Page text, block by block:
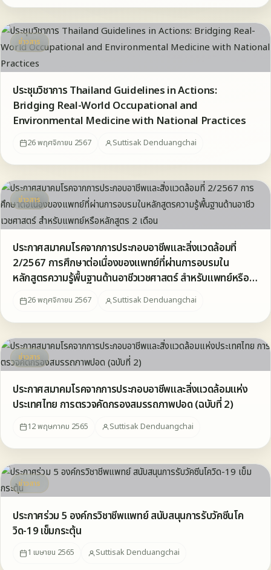
ข่าวสาร
ประชุมวิชาการ Thailand Guidelines in Actions:
Bridging Real-World Occupational and
Environmental Medicine with National Practices
26 พฤศจิกายน 2567 Suttisak Denduangchai
ข่าวสาร
ประกาศสมาคมโรคจากการประกอบอาชีพและสิ่งแวดล้อมที่
2/2567 การศึกษาต่อเนื่องของแพทย์ที่ผ่านการอบรมใน
หลักสูตรความรู้พื้นฐานด้านอาชีวเวชศาสตร์ สำหรับแพทย์หรือ
หลักสูตร 2 เดือน
26 พฤศจิกายน 2567 Suttisak Denduangchai
ข่าวสาร
ประกาศสมาคมโรคจากการประกอบอาชีพและสิ่งแวดล้อมแห่ง
ประเทศไทย การตรวจคัดกรองสมรรถภาพปอด (ฉบับที่ 2)
12 พฤษภาคม 2565 Suttisak Denduangchai
ข่าวสาร
ประกาศร่วม 5 องค์กรวิชาชีพแพทย์ สนับสนุนการรับวัคซีนโค
วิด-19 เข็มกระตุ้น
1 เมษายน 2565 Suttisak Denduangchai